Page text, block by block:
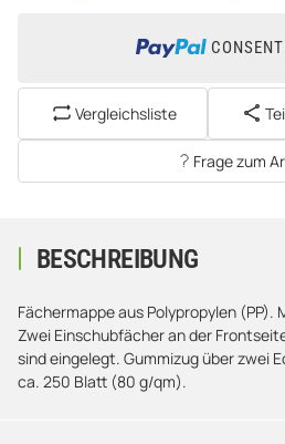
Vergleichsliste
Frage zum
BESCHREIBUNG
Fächermappe aus Polypropylen (PP).
Zwei Einschubfächer an der
sind eingelegt. Gummizug über zwei
ca. 250 Blatt (80 g/qm).